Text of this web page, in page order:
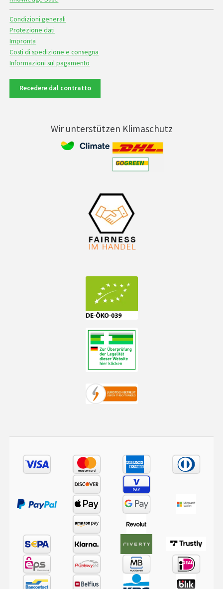
Condizioni generali
Protezione dati
Impronta
Costi di spedizione e consegna
Informazioni sul pagamento
Recedere dal contratto
Wir unterstützen Klimaschutz